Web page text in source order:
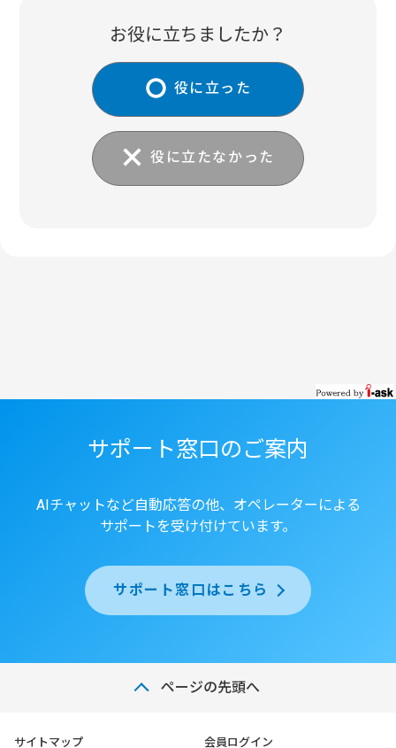
お役に立ちましたか？
役に立った
役に立たなかった
サポート窓口のご案内
AIチャットなど自動応答の他、オペレーターによる
サポートを受け付けています。
サポート窓口はこちら
ページの先頭へ
サイトマップ 会員ログイン